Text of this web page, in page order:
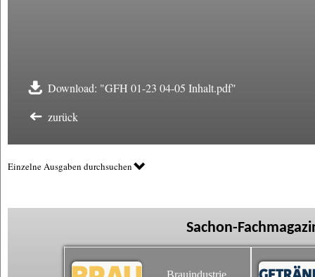
Download: "GFH 01-23 04-05 Inhalt.pdf"
zurück
Einzelne Ausgaben durchsuchen
Sachon-
Brauindustrie